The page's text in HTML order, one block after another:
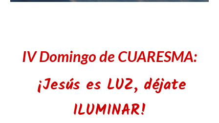
IV Domingo de CUARESMA:
¡Jesús es LUZ, déjate
ILUMINAR!